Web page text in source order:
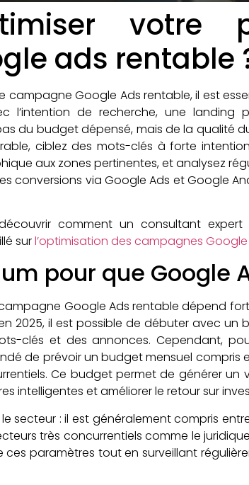
votre
ads rentable
campagne Google Ads rentable, il est
l’intention de recherche, une
du budget dépensé, mais de la qualité
ciblez des mots-clés à forte
aux zones pertinentes, et analysez
conversions via Google Ads et Google
comment un consultant
surl’optimisation des campagnes Google
pour que Google
Google Ads rentable dépend
2025, il est possible de débuter avec
clés et des annonces. Cependant,
de prévoir un budget mensuel
Ce budget permet de générer
intelligentes et améliorer le retour sur
secteur : il est généralement compris
très concurrentiels comme le
paramètres tout en surveillant